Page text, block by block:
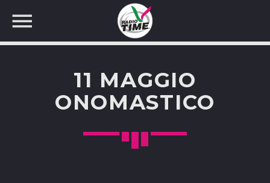
CERCA NEL SITO WEB:
11 MAGGIO
ONOMASTICO